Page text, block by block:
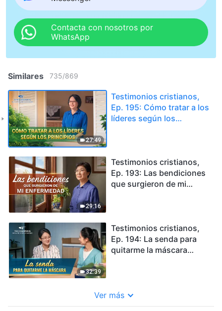
Contacta con nosotros por
WhatsApp
Similares 735/869
27:49
Testimonios cristianos,
Ep. 195: Cómo tratar a los
líderes según los
29:16
Testimonios cristianos,
Ep. 193: Las bendiciones
que surgieron de mi
32:39
Testimonios cristianos,
Ep. 194: La senda para
quitarme la máscara
Ver más